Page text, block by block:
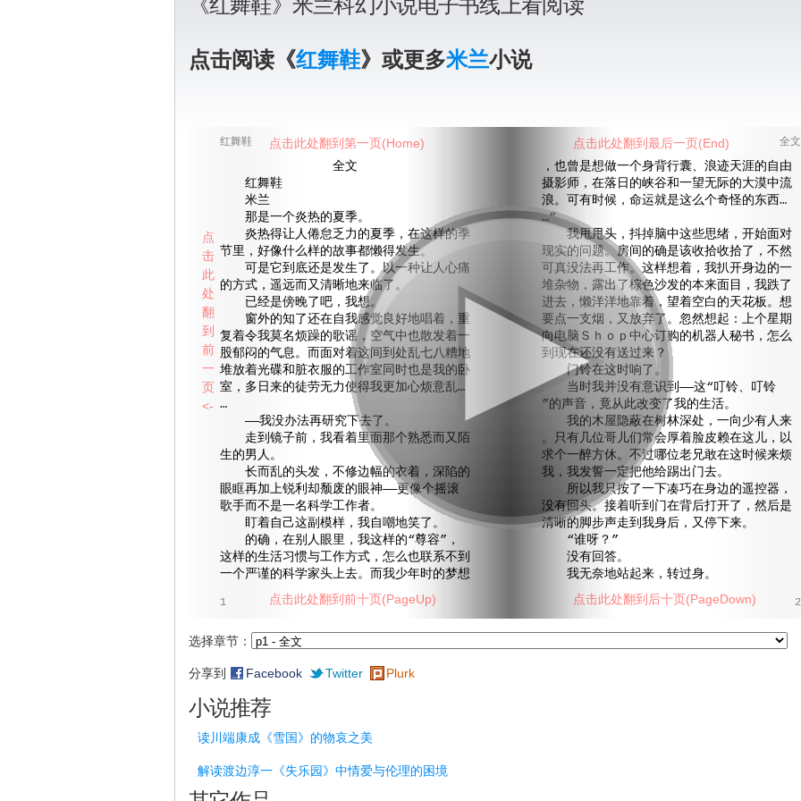
《红舞鞋》米兰科幻小说电子书线上看阅读
点击阅读《红舞鞋》或更多米兰小说
红舞鞋 全文
全文
红舞鞋
米兰
那是一个炎热的夏季。
炎热得让人倦怠乏力的夏季，在这样的季
节里，好像什么样的故事都懒得发生。
可是它到底还是发生了。以一种让人心痛
的方式，遥远而又清晰地来临了。
已经是傍晚了吧，我想。
窗外的知了还在自我感觉良好地唱着，重
复着令我莫名烦躁的歌谣，空气中也散发着一
股郁闷的气息。而面对着这间到处乱七八糟地
堆放着光碟和脏衣服的工作室同时也是我的卧
室，多日来的徒劳无力使得我更加心烦意乱…
…
——我没办法再研究下去了。
走到镜子前，我看着里面那个熟悉而又陌
生的男人。
长而乱的头发，不修边幅的衣着，深陷的
眼眶再加上锐利却颓废的眼神——更像个摇滚
歌手而不是一名科学工作者。
盯着自己这副模样，我自嘲地笑了。
的确，在别人眼里，我这样的“尊容”，
这样的生活习惯与工作方式，怎么也联系不到
一个严谨的科学家头上去。而我少年时的梦想
，也曾是想做一个身背行囊、浪迹天涯的自由
摄影师，在落日的峡谷和一望无际的大漠中流
浪。可有时候，命运就是这么个奇怪的东西…
…“
我甩甩头，抖掉脑中这些思绪，开始面对
现实的问题。房间的确是该收拾收拾了，不然
可真没法再工作。这样想着，我扒开身边的一
堆杂物，露出了棕色沙发的本来面目，我跌了
进去，懒洋洋地靠着，望着空白的天花板。想
要点一支烟，又放弃了。忽然想起：上个星期
向电脑Ｓｈｏｐ中心订购的机器人秘书，怎么
到现在还没有送过来？
门铃在这时响了。
当时我并没有意识到——这“叮铃、叮铃
”的声音，竟从此改变了我的生活。
我的木屋隐蔽在树林深处，一向少有人来
。只有几位哥儿们常会厚着脸皮赖在这儿，以
求个一醉方休。不过哪位老兄敢在这时候来烦
我，我发誓一定把他给踢出门去。
所以我只按了一下凑巧在身边的遥控器，
没有回头。接着听到门在背后打开了，然后是
清晰的脚步声走到我身后，又停下来。
“谁呀？”
没有回答。
我无奈地站起来，转过身。
1 2
选择章节：
分享到 Facebook Twitter Plurk
点击此处翻到第一页(Home) 点击此处翻到最后一页(End)
点击此处翻到前十页(PageUp) 点击此处翻到后十页(PageDown)
点
击
此
处
翻
到
前
一
页
<-
小说推荐
读川端康成《雪国》的物哀之美
解读渡边淳一《失乐园》中情爱与伦理的困境